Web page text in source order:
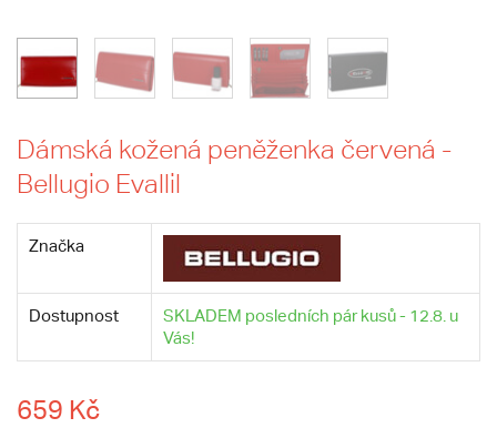
Dámská kožená peněženka červená -
Bellugio Evallil
Značka
Dostupnost
SKLADEM posledních pár kusů - 12.8. u
Vás!
659 Kč